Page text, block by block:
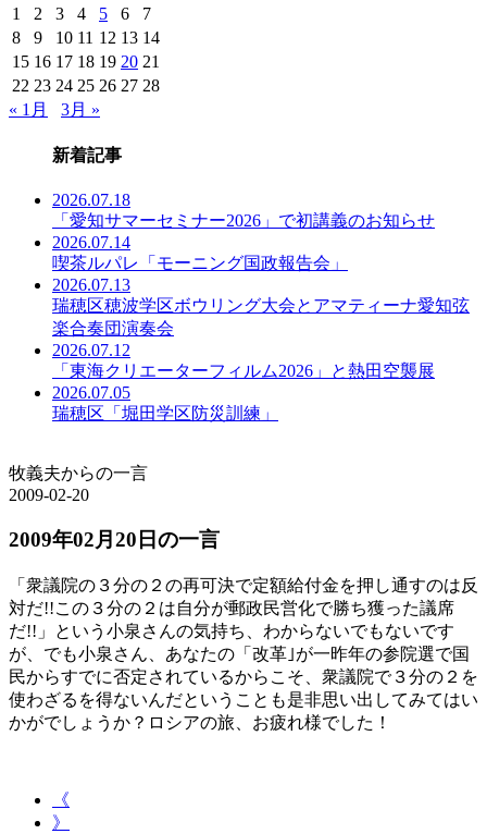
一
覧
1
2 3 4 5 6
7
8
9 10 11 12 13 14
15 16 17 18 19 20 21
22 23 24 25 26 27 28
« 1月
3月 »
新着記事
2026.07.18
「愛知サマーセミナー2026」で初講義のお知らせ
2026.07.14
喫茶ルパレ「モーニング国政報告会」
2026.07.13
瑞穂区穂波学区ボウリング大会とアマティーナ愛知弦
楽合奏団演奏会
2026.07.12
「東海クリエーターフィルム2026」と熱田空襲展
2026.07.05
瑞穂区「堀田学区防災訓練」
牧義夫からの一言
2009-02-20
2009年02月20日の一言
「衆議院の３分の２の再可決で定額給付金を押し通すのは反
対だ!!この３分の２は自分が郵政民営化で勝ち獲った議席
だ!!」という小泉さんの気持ち、わからないでもないです
が、でも小泉さん、あなたの「改革｣が一昨年の参院選で国
民からすでに否定されているからこそ、衆議院で３分の２を
使わざるを得ないんだということも是非思い出してみてはい
かがでしょうか？ロシアの旅、お疲れ様でした！
《
》